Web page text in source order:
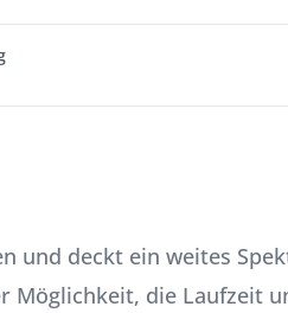
und deckt ein weites
Möglichkeit, die Laufzeit